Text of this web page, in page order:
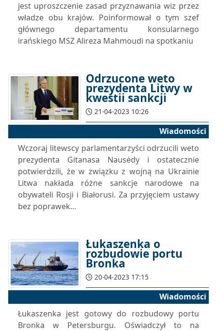
jest uproszczenie zasad przyznawania wiz przez
władze obu krajów. Poinformował o tym szef
głównego departamentu konsularnego
irańskiego MSZ Alireza Mahmoudi na spotkaniu
Odrzucone weto
prezydenta Litwy w
kwestii sankcji
21-04-2023 10:26
Wiadomości
Wczoraj litewscy parlamentarzyści odrzucili weto
prezydenta Gitanasa Nausėdy i ostatecznie
potwierdzili, że w związku z wojną na Ukrainie
Litwa nakłada różne sankcje narodowe na
obywateli Rosji i Białorusi. Za przyjęciem ustawy
bez poprawek...
Łukaszenka o
rozbudowie portu
Bronka
20-04-2023 17:15
Wiadomości
Łukaszenka jest gotowy do rozbudowy portu
Bronka w Petersburgu. Oświadczył to na